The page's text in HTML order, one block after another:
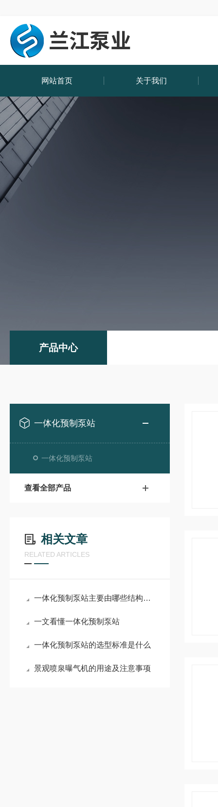
网站首页 关于我们
产品中心
一体化预制泵站
一体化预制泵站
查看全部产品
相关文章
RELATED ARTICLES
一体化预制泵站主要由哪些结构组成？
一文看懂一体化预制泵站
一体化预制泵站的选型标准是什么
景观喷泉曝气机的用途及注意事项